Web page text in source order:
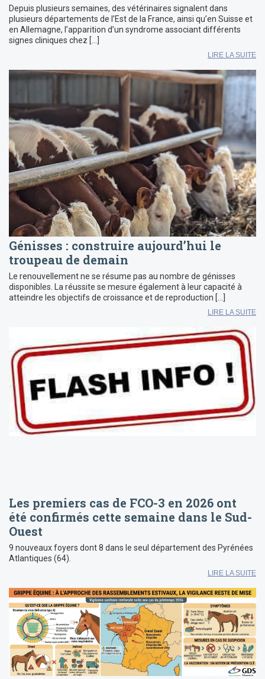
Depuis plusieurs semaines, des vétérinaires signalent dans
plusieurs départements de l’Est de la France, ainsi qu’en Suisse et
en Allemagne, l’apparition d’un syndrome associant différents
signes cliniques chez […]
LIRE LA SUITE
Génisses : construire aujourd’hui le
troupeau de demain
Le renouvellement ne se résume pas au nombre de génisses
disponibles. La réussite se mesure également à leur capacité à
atteindre les objectifs de croissance et de reproduction […]
LIRE LA SUITE
Les premiers cas de FCO-3 en 2026 ont
été confirmés cette semaine dans le Sud-
Ouest
9 nouveaux foyers dont 8 dans le seul département des Pyrénées
Atlantiques (64).
LIRE LA SUITE